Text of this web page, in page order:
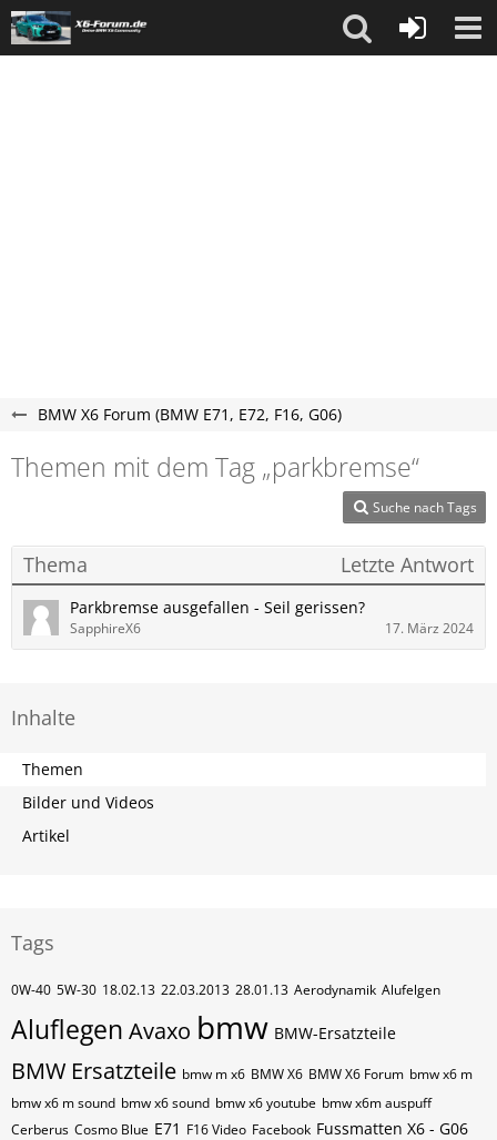
BMW X6 Forum (BMW E71, E72, F16, G06)
Themen mit dem Tag „parkbremse“
Suche nach Tags
Thema Letzte Antwort
Parkbremse ausgefallen - Seil gerissen?
SapphireX6 17. März 2024
Inhalte
Themen
Bilder und Videos
Artikel
Tags
0W-40 5W-30 18.02.13 22.03.2013 28.01.13 Aerodynamik Alufelgen
Aluflegen Avaxo bmw BMW-Ersatzteile
BMW Ersatzteile bmw m x6 BMW X6 BMW X6 Forum bmw x6 m
bmw x6 m sound bmw x6 sound bmw x6 youtube bmw x6m auspuff
Cerberus Cosmo Blue E71 F16 Video Facebook Fussmatten X6 - G06